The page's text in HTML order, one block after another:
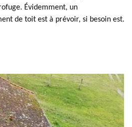
Évidemment, un
de toit est à prévoir, si besoin est.